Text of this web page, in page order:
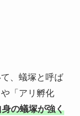
、蟻塚と呼ば
「アリ孵化
身の蟻塚が強く